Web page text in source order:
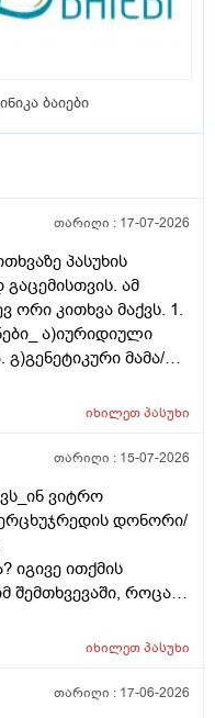
ბაიები
თარიღი : 17-07-2026
პასუხის
ამ
ორი კითხვა მაქვს. 1.
ა)იურიდიული
მამა/
აქტიურად
ცენტრებში მომუშავე
იხილეთპასუხი
თარიღი : 15-07-2026
ვიტრო
დონორი/
იგივე ითქმის
შემთხვევაში, როცა
აბორტს ჩასახული
იხილეთპასუხი
თარიღი : 17-06-2026